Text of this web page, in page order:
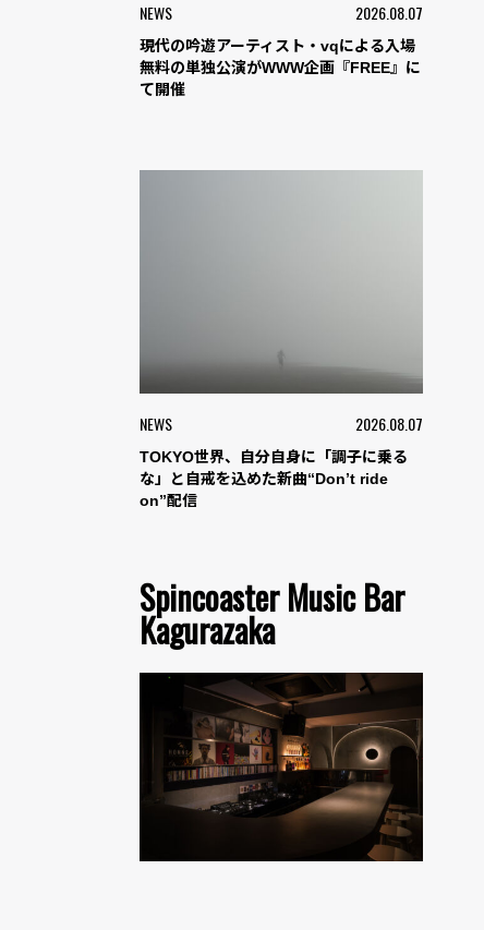
NEWS 2026.08.07
現代の吟遊アーティスト・vqによる入場
無料の単独公演がWWW企画『FREE』に
て開催
NEWS 2026.08.07
TOKYO世界、自分自身に「調子に乗る
な」と自戒を込めた新曲“Don’t ride
on”配信
Spincoaster Music Bar
Kagurazaka